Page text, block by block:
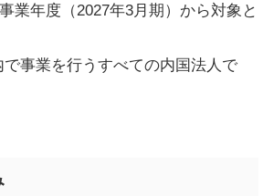
業年度（2027年3月期）から対象と
事業を行うすべての内国法人で